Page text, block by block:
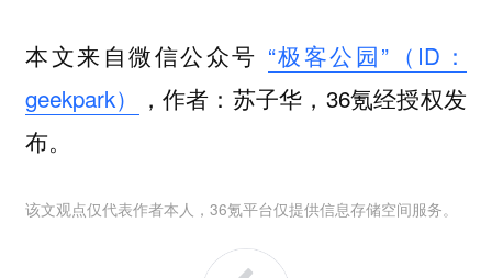
本文来自微信公众号 “极客公园”（ID：
geekpark）
，作者：苏子华，36氪经授权发
布。
该文观点仅代表作者本人，36氪平台仅提供信息存储空间服务。